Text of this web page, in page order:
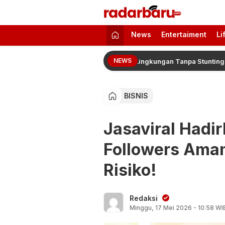
radarbaru.com
Informasi Berita Terbaru dan Terkini
News Entertaiment
NEWS
Sukseskan Program Pelindo Lingkungan Tanpa Stunting
BISNIS
Jasaviral
Followers
Risiko!
Redaksi
Minggu, 17 Mei 2026 - 10:58